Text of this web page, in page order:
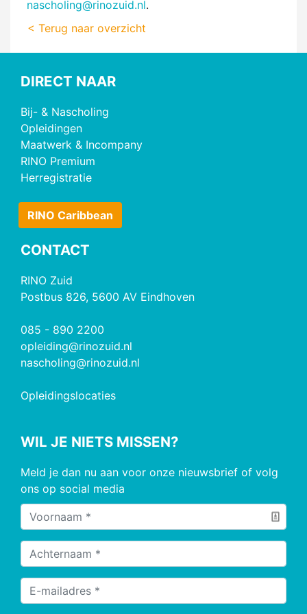
nascholing@rinozuid.nl.
< Terug naar overzicht
DIRECT NAAR
Bij- & Nascholing
Opleidingen
Maatwerk & Incompany
RINO Premium
Herregistratie
RINO Caribbean
CONTACT
RINO Zuid
Postbus 826, 5600 AV Eindhoven
085 - 890 2200
opleiding@rinozuid.nl
nascholing@rinozuid.nl
Opleidingslocaties
WIL JE NIETS MISSEN?
Meld je dan nu aan voor onze nieuwsbrief of volg
ons op social media